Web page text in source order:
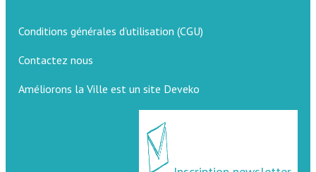
Conditions générales d’utilisation (CGU)
Contactez nous
Améliorons la Ville est un site Deveko